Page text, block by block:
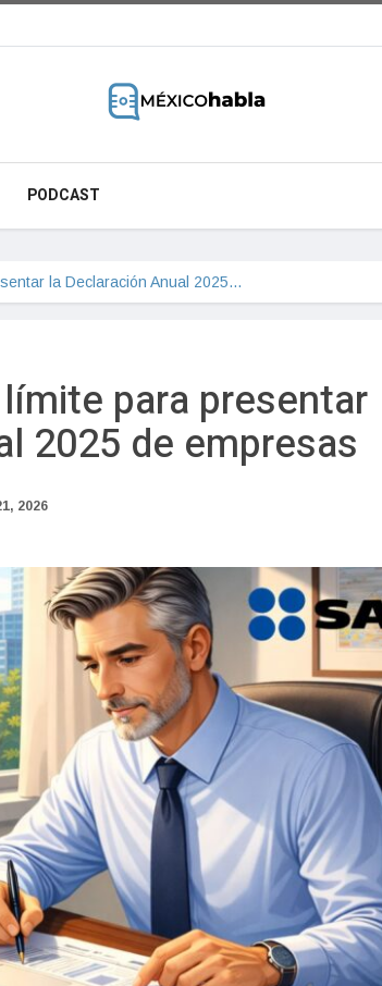
PODCAST
la Declaración Anual 2025…
para presentar
2025 de empresas
2026